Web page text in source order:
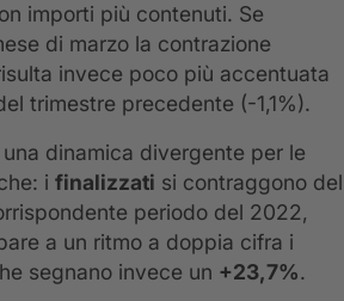
importi più contenuti. Se
di marzo la contrazione
invece poco più accentuata
trimestre precedente (-1,1%).
dinamica divergente per le
i finalizzati si contraggono del
periodo del 2022,
a un ritmo a doppia cifra i
segnano invece un +23,7%.